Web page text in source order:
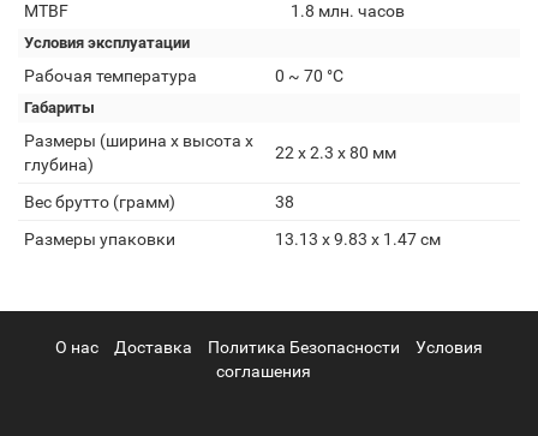
MTBF
1.8 млн. часов
Условия эксплуатации
Рабочая температура 0 ~ 70 °C
Габариты
Размеры (ширина x высота x
глубина)
22 х 2.3 х 80 мм
Вес брутто (грамм)
38
Размеры упаковки
13.13 x 9.83 x 1.47 см
О нас Доставка Политика Безопасности
Условия
соглашения